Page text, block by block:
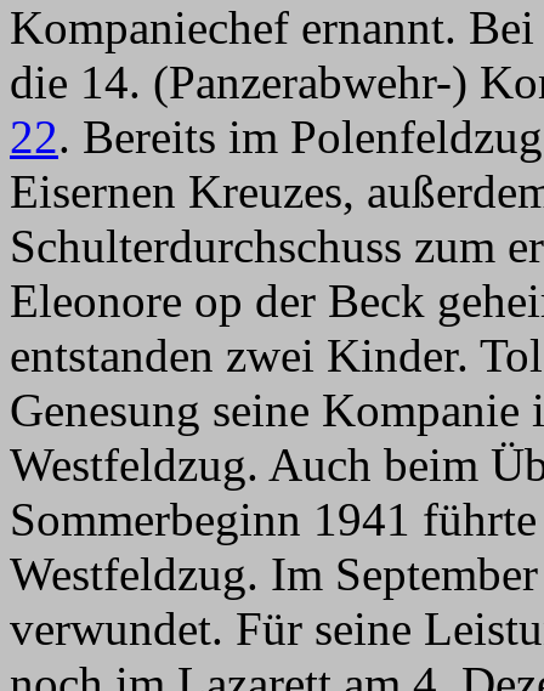
Kompaniechef ernannt.
die 14. (Panzerabwehr-)
22. Bereits im
Eisernen Kreuzes,
Schulterdurchschuss zum
Eleonore op der Beck
entstanden zwei Kinder.
Genesung seine
Westfeldzug. Auch beim
Sommerbeginn 1941
Westfeldzug. Im
verwundet. Für seine